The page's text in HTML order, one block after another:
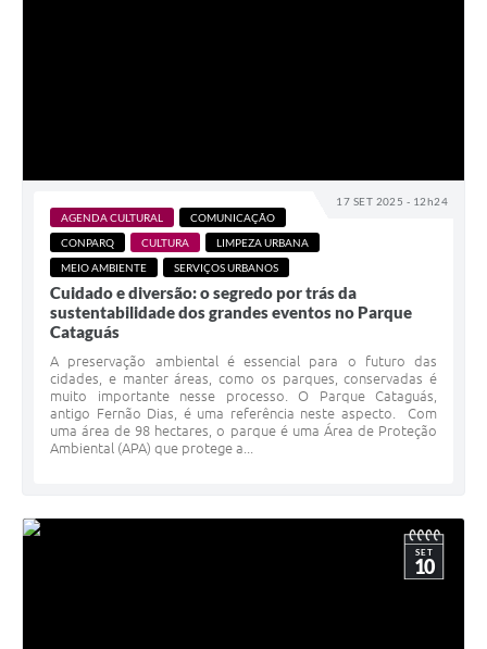
17 SET 2025 - 12h24
AGENDA CULTURAL
COMUNICAÇÃO
CONPARQ
CULTURA
LIMPEZA URBANA
MEIO AMBIENTE
SERVIÇOS URBANOS
Cuidado e diversão: o segredo por trás da
sustentabilidade dos grandes eventos no Parque
Cataguás
A preservação ambiental é essencial para o futuro das
cidades, e manter áreas, como os parques, conservadas é
muito importante nesse processo. O Parque Cataguás,
antigo Fernão Dias, é uma referência neste aspecto. Com
uma área de 98 hectares, o parque é uma Área de Proteção
Ambiental (APA) que protege a...
SET
10